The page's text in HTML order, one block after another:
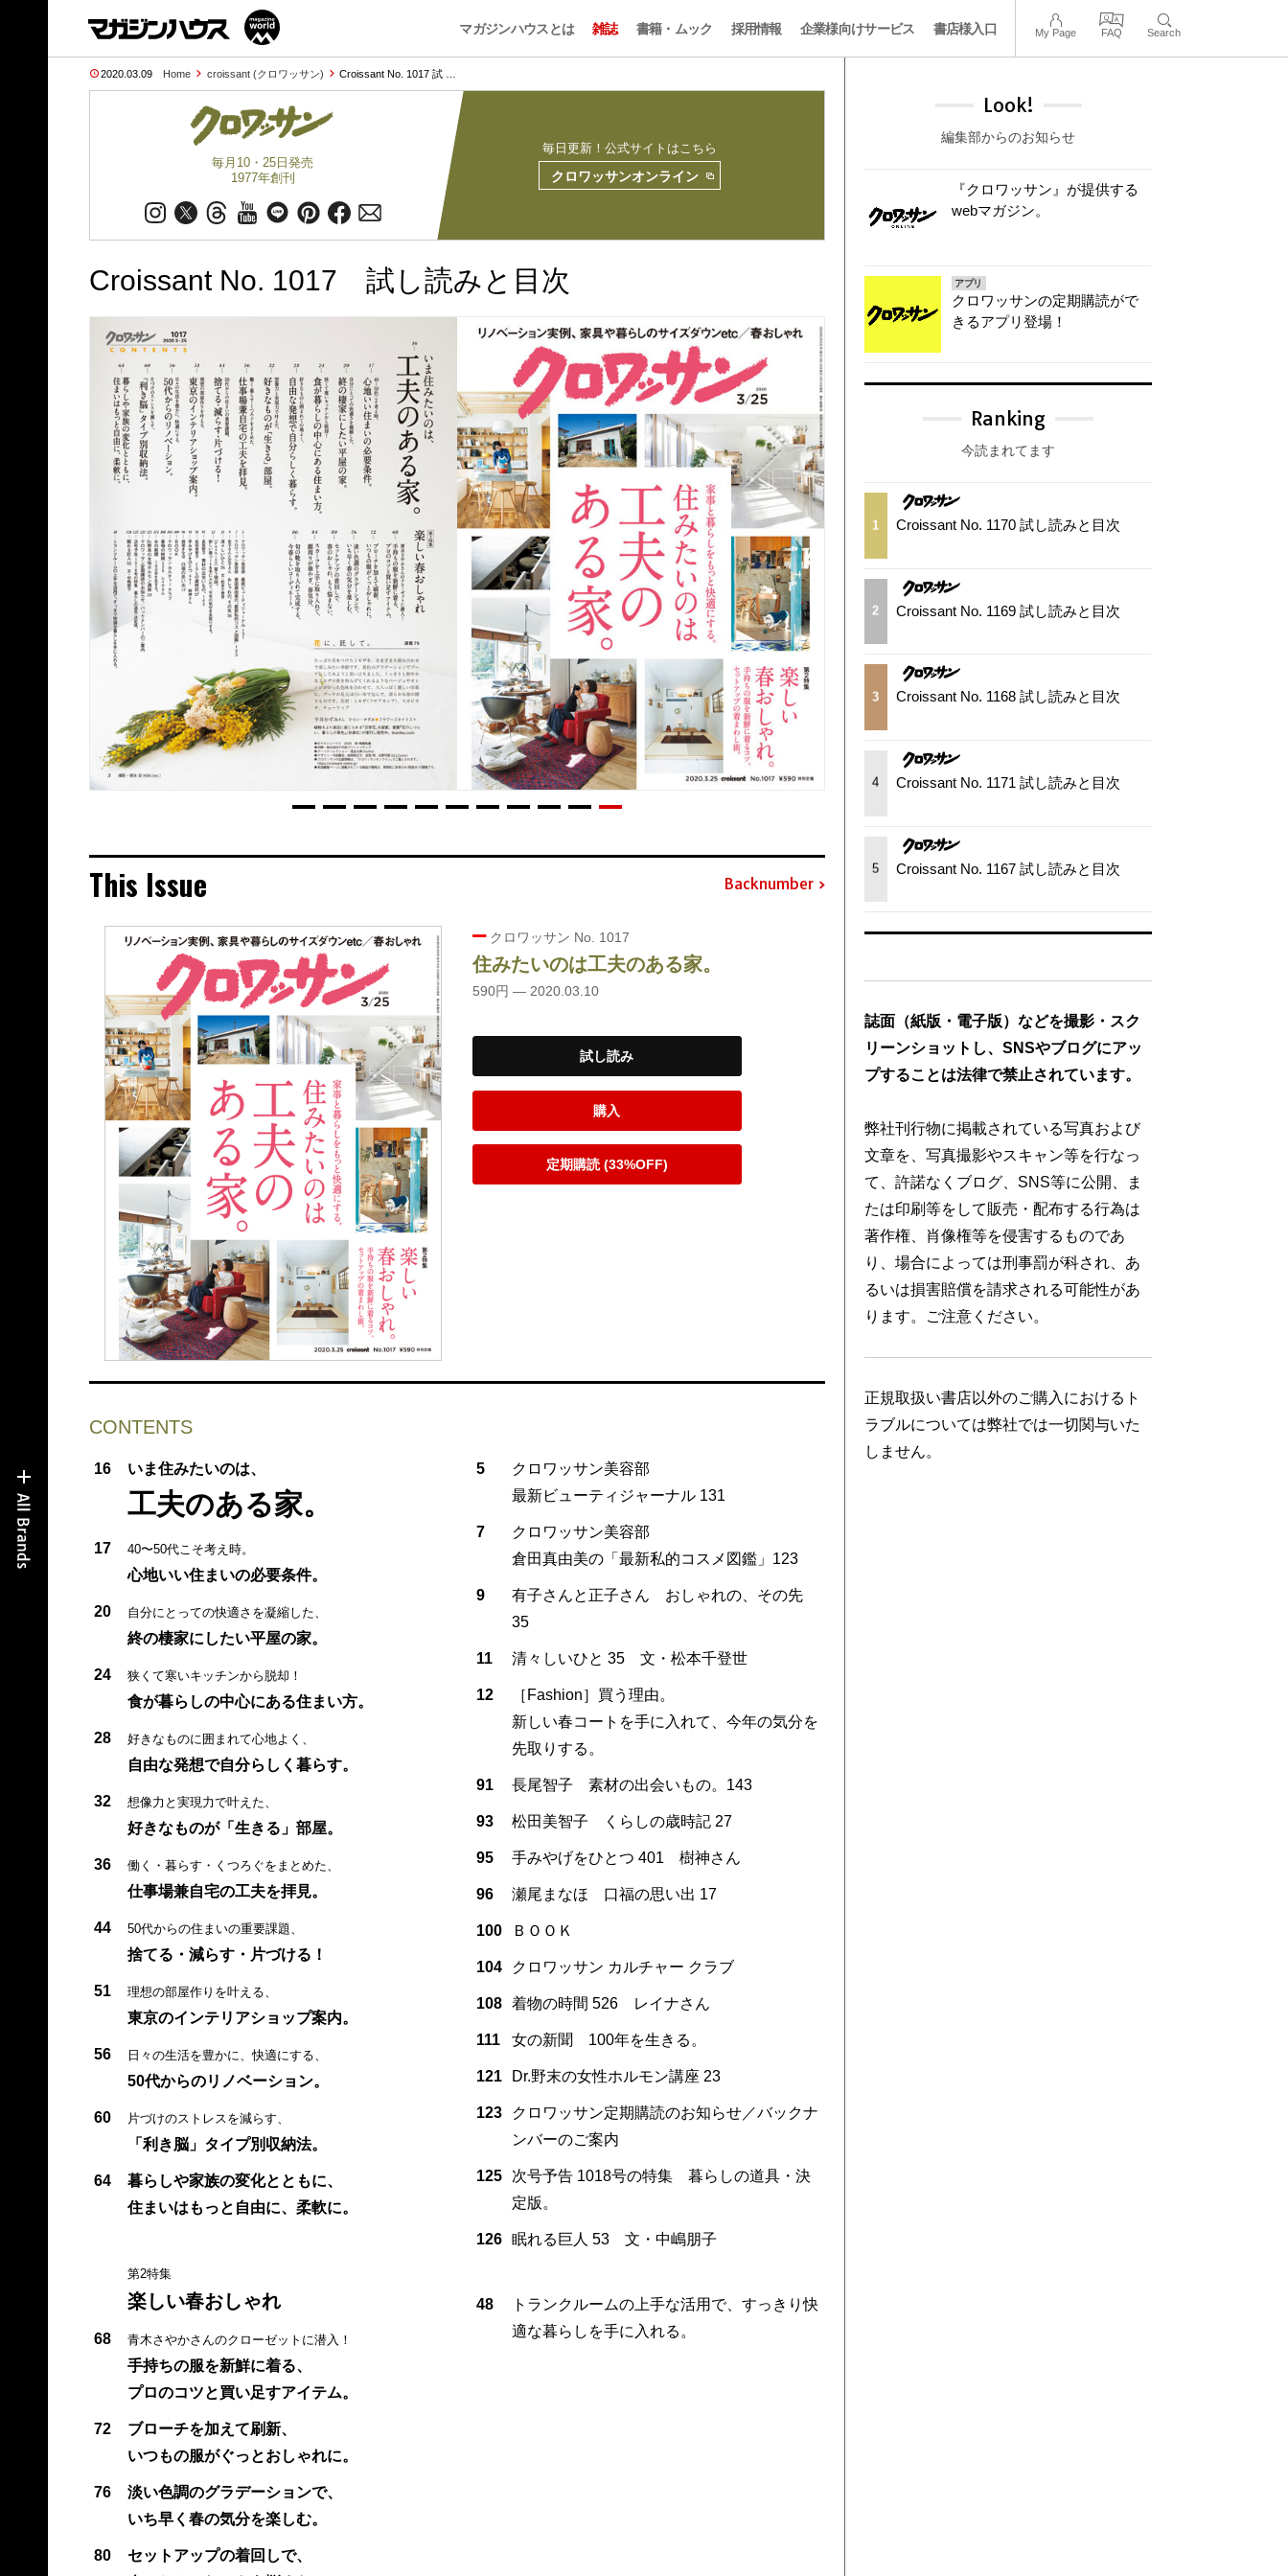
マガジンハウスとは 雑誌 書籍・ムック 採用情報 企業様向けサービス 書店様入口 My Page FAQ Search
2020.03.09 Home croissant (クロワッサン) Croissant No. 1017 試 …
毎月10・25日発売
1977年創刊
毎日更新！公式サイトはこちら
クロワッサンオンライン
Croissant No. 1017 試し読みと目次
This Issue Backnumber
クロワッサン No. 1017
住みたいのは工夫のある家。
590円 — 2020.03.10
試し読み
購入
定期購読 (33%OFF)
CONTENTS
16 いま住みたいのは、
工夫のある家。
17 40〜50代こそ考え時。
心地いい住まいの必要条件。
20 自分にとっての快適さを凝縮した、
終の棲家にしたい平屋の家。
24 狭くて寒いキッチンから脱却！
食が暮らしの中心にある住まい方。
28 好きなものに囲まれて心地よく、
自由な発想で自分らしく暮らす。
32 想像力と実現力で叶えた、
好きなものが「生きる」部屋。
36 働く・暮らす・くつろぐをまとめた、
仕事場兼自宅の工夫を拝見。
44 50代からの住まいの重要課題、
捨てる・減らす・片づける！
51 理想の部屋作りを叶える、
東京のインテリアショップ案内。
56 日々の生活を豊かに、快適にする、
50代からのリノベーション。
60 片づけのストレスを減らす、
「利き脳」タイプ別収納法。
64
暮らしや家族の変化とともに、
住まいはもっと自由に、柔軟に。
第2特集
楽しい春おしゃれ
68 青木さやかさんのクローゼットに潜入！
手持ちの服を新鮮に着る、
プロのコツと買い足すアイテム。
72
ブローチを加えて刷新、
いつもの服がぐっとおしゃれに。
76
淡い色調のグラデーションで、
いち早く春の気分を楽しむ。
80
セットアップの着回しで、
5
クロワッサン美容部
最新ビューティジャーナル 131
7
クロワッサン美容部
倉田真由美の「最新私的コスメ図鑑」123
9
有子さんと正子さん おしゃれの、その先
35
11 清々しいひと 35 文・松本千登世
12
［Fashion］買う理由。
新しい春コートを手に入れて、今年の気分を
先取りする。
91 長尾智子 素材の出会いもの。143
93 松田美智子 くらしの歳時記 27
95 手みやげをひとつ 401 樹神さん
96 瀬尾まなほ 口福の思い出 17
100 ＢＯＯＫ
104 クロワッサン カルチャー クラブ
108 着物の時間 526 レイナさん
111 女の新聞 100年を生きる。
121 Dr.野末の女性ホルモン講座 23
123
クロワッサン定期購読のお知らせ／バックナ
ンバーのご案内
125
次号予告 1018号の特集 暮らしの道具・決
定版。
126 眠れる巨人 53 文・中嶋朋子
48
トランクルームの上手な活用で、すっきり快
適な暮らしを手に入れる。
Look!
編集部からのお知らせ
『クロワッサン』が提供する
webマガジン。
アプリ
クロワッサンの定期購読がで
きるアプリ登場！
Ranking
今読まれてます
1 Croissant No. 1170 試し読みと目次
2 Croissant No. 1169 試し読みと目次
3 Croissant No. 1168 試し読みと目次
4 Croissant No. 1171 試し読みと目次
5 Croissant No. 1167 試し読みと目次
誌面（紙版・電子版）などを撮影・スク
リーンショットし、SNSやブログにアッ
プすることは法律で禁止されています。
弊社刊行物に掲載されている写真および
文章を、写真撮影やスキャン等を行なっ
て、許諾なくブログ、SNS等に公開、ま
たは印刷等をして販売・配布する行為は
著作権、肖像権等を侵害するものであ
り、場合によっては刑事罰が科され、あ
るいは損害賠償を請求される可能性があ
ります。ご注意ください。
正規取扱い書店以外のご購入におけるト
ラブルについては弊社では一切関与いた
しません。